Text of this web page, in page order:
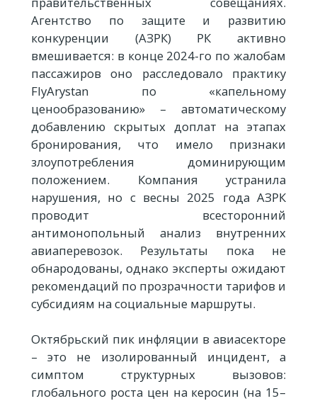
Агентство по защите и развитию
конкуренции (АЗРК) РК активно
вмешивается: в конце 2024-го по жалобам
пассажиров оно расследовало практику
FlyArystan по «капельному
ценообразованию» – автоматическому
добавлению скрытых доплат на этапах
бронирования, что имело признаки
злоупотребления доминирующим
положением. Компания устранила
нарушения, но с весны 2025 года АЗРК
проводит всесторонний
антимонопольный анализ внутренних
авиаперевозок. Результаты пока не
обнародованы, однако эксперты ожидают
рекомендаций по прозрачности тарифов и
субсидиям на социальные маршруты.
Октябрьский пик инфляции в авиасекторе
– это не изолированный инцидент, а
симптом структурных вызовов:
глобального роста цен на керосин (на 15–